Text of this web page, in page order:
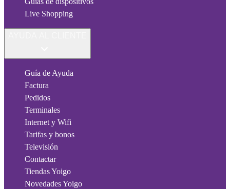
Live Shopping
Guía de Ayuda
Factura
Pedidos
Terminales
Internet y Wifi
Tarifas y bonos
Televisión
Contactar
Tiendas Yoigo
Novedades Yoigo